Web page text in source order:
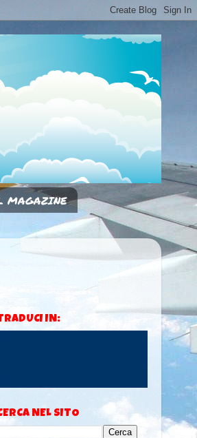
MAGAZINE
IN:
NEL SITO